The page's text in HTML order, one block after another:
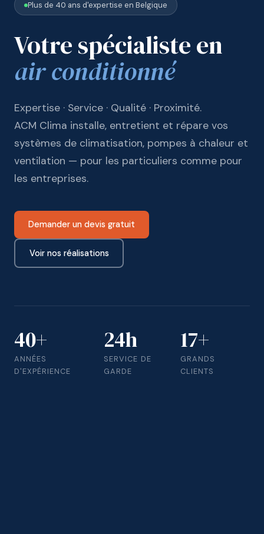
Plus de 40 ans d'expertise en Belgique
Votre spécialiste en
air conditionné
Expertise · Service · Qualité · Proximité.
ACM Clima installe, entretient et répare vos
systèmes de climatisation, pompes à chaleur et
ventilation — pour les particuliers comme pour
les entreprises.
Demander un devis gratuit
Voir nos réalisations
40+
ANNÉES
D'EXPÉRIENCE
24h
SERVICE DE
GARDE
17+
GRANDS
CLIENTS